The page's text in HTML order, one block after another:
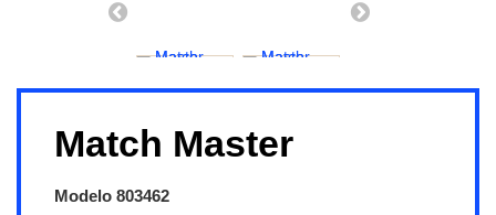
Match Master
Modelo 803462